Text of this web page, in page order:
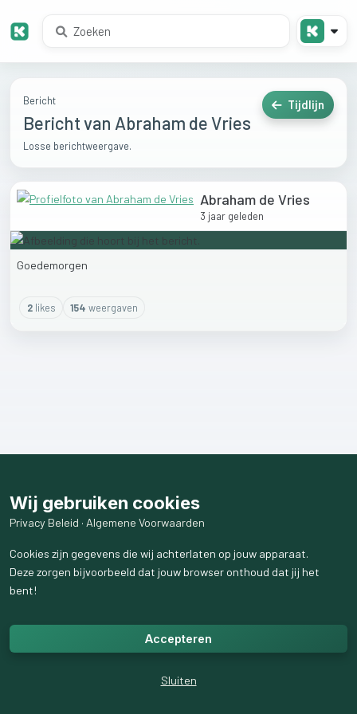
Bericht
Bericht van Abraham de Vries
Losse berichtweergave.
Tijdlijn
Abraham de Vries
3 jaar geleden
Goedemorgen
2likes 154 weergaven
Wij gebruiken cookies
Privacy Beleid · Algemene Voorwaarden
Cookies zijn gegevens die wij achterlaten op jouw apparaat.
Deze zorgen bijvoorbeeld dat jouw browser onthoud dat jij het
bent!
Accepteren
Sluiten